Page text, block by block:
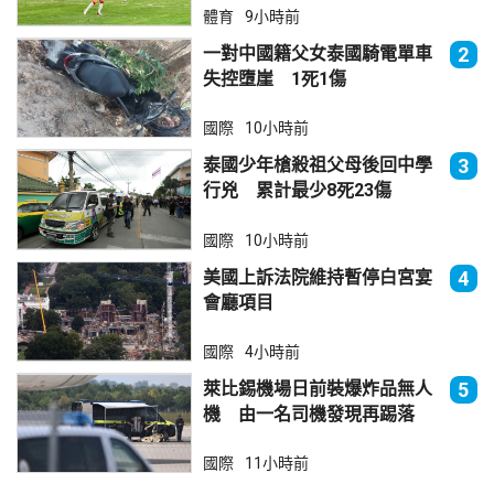
體育 9小時前
一對中國籍父女泰國騎電單車
失控墮崖 1死1傷
2
國際 10小時前
泰國少年槍殺祖父母後回中學
行兇 累計最少8死23傷
3
國際 10小時前
美國上訴法院維持暫停白宮宴
會廳項目
4
國際 4小時前
萊比錫機場日前裝爆炸品無人
機 由一名司機發現再踢落
5
國際 11小時前